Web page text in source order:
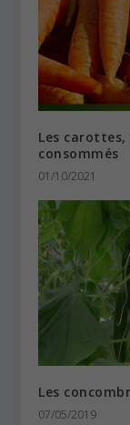
Les carottes,
consommés
01/10/2021
Les
07/05/2019